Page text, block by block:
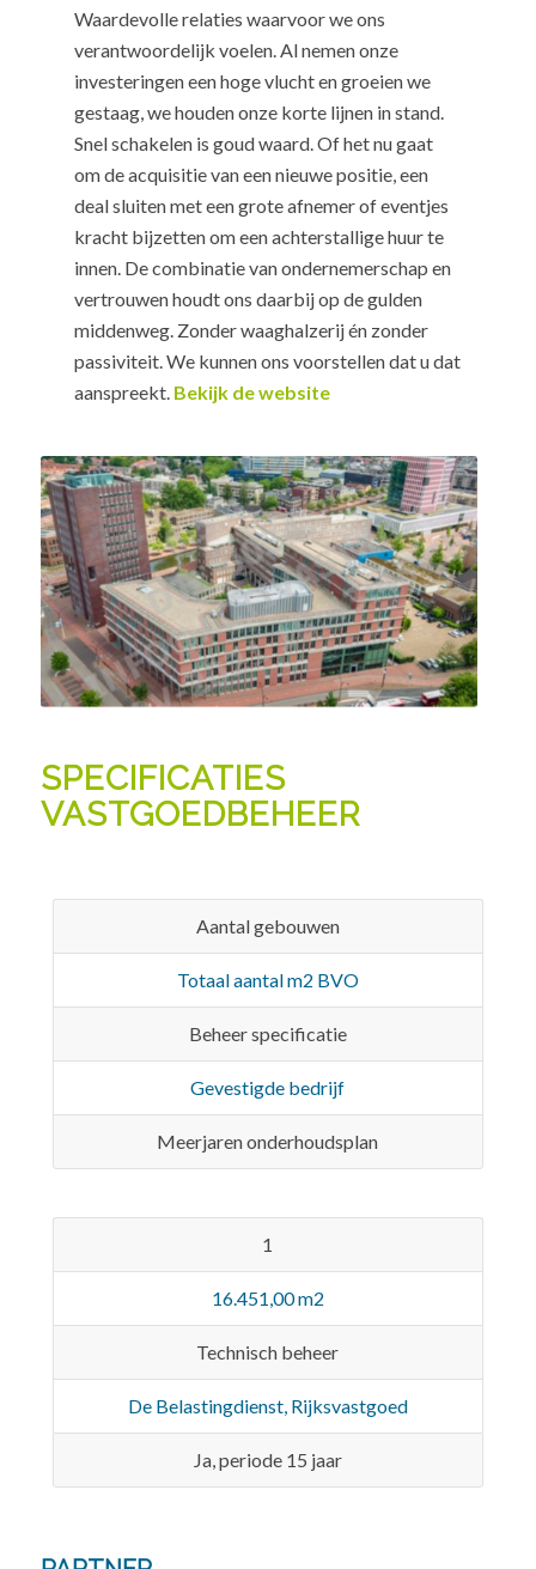
Waardevolle relaties waarvoor we ons
verantwoordelijk voelen. Al nemen onze
investeringen een hoge vlucht en groeien we
gestaag, we houden onze korte lijnen in stand.
Snel schakelen is goud waard. Of het nu gaat
om de acquisitie van een nieuwe positie, een
deal sluiten met een grote afnemer of eventjes
kracht bijzetten om een achterstallige huur te
innen. De combinatie van ondernemerschap en
vertrouwen houdt ons daarbij op de gulden
middenweg. Zonder waaghalzerij én zonder
passiviteit. We kunnen ons voorstellen dat u dat
aanspreekt. Bekijk de website
SPECIFICATIES
VASTGOEDBEHEER
Aantal gebouwen
Totaal aantal m2 BVO
Beheer specificatie
Gevestigde bedrijf
Meerjaren onderhoudsplan
1
16.451,00 m2
Technisch beheer
De Belastingdienst, Rijksvastgoed
Ja, periode 15 jaar